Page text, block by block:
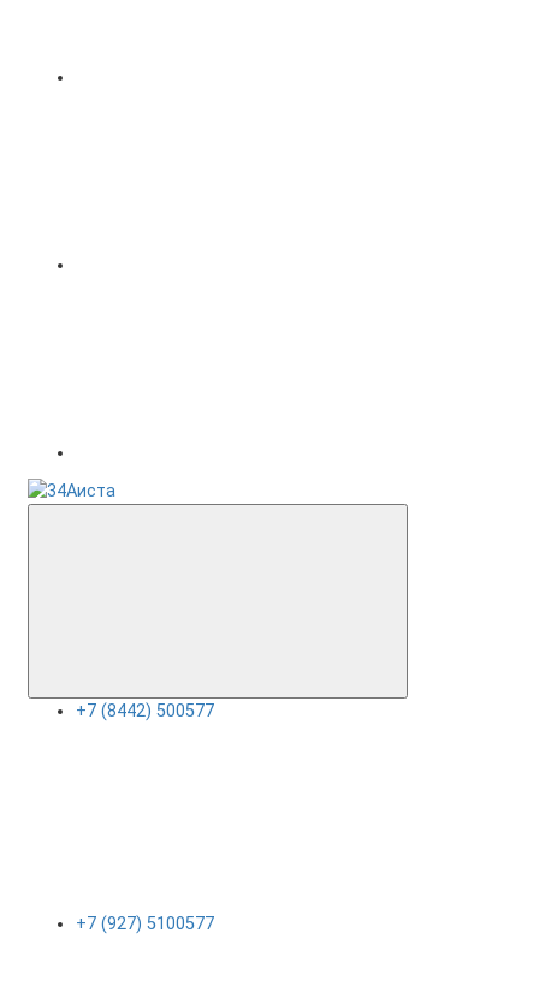
+7 (8442) 500577
+7 (927) 5100577